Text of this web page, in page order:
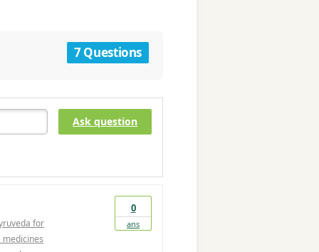
7 Questions
Ask question
0
ans
for
medicines